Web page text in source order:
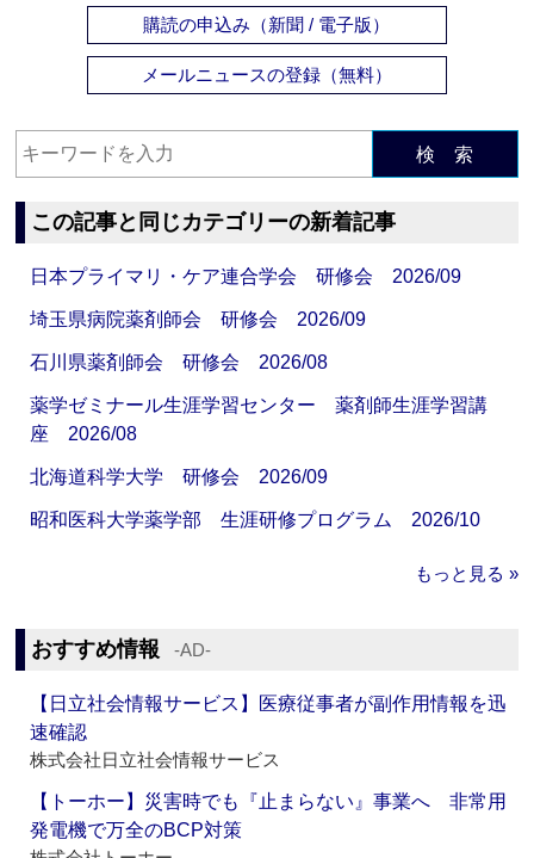
購読の申込み（新聞 / 電子版）
メールニュースの登録（無料）
検 索
この記事と同じカテゴリーの新着記事
日本プライマリ・ケア連合学会 研修会 2026/09
埼玉県病院薬剤師会 研修会 2026/09
石川県薬剤師会 研修会 2026/08
薬学ゼミナール生涯学習センター 薬剤師生涯学習講
座 2026/08
北海道科学大学 研修会 2026/09
昭和医科大学薬学部 生涯研修プログラム 2026/10
もっと見る »
おすすめ情報 ‐AD‐
【日立社会情報サービス】医療従事者が副作用情報を迅
速確認
株式会社日立社会情報サービス
【トーホー】災害時でも『止まらない』事業へ 非常用
発電機で万全のBCP対策